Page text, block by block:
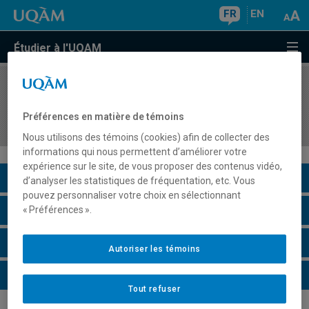
FR EN
Étudier à l'UQAM
COURS//
restauration
Description du cours
Horaire - Été 2026
Horaire - Automne 2026
Horaire - Hiver 2027
Préférences en matière de témoins
Nous utilisons des témoins (cookies) afin de collecter des
informations qui nous permettent d’améliorer votre
expérience sur le site, de vous proposer des contenus vidéo,
d’analyser les statistiques de fréquentation, etc. Vous
pouvez personnaliser votre choix en sélectionnant
« Préférences ».
Tout refuser
Autoriser les témoins